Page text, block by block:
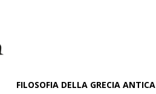
FILOSOFIA DELLA GRECIA ANTICA